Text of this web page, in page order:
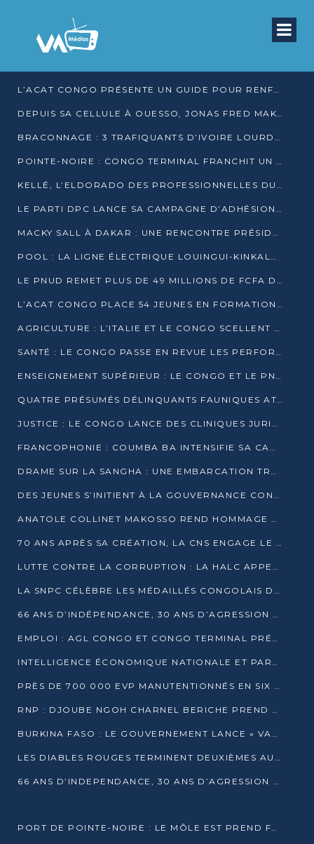
L’ACAT CONGO PRÉSENTE UN GUIDE POUR RENFORCER LES GARANTIES JUDICIAIRES EN GARDE À VUE
DEPUIS SA CELLULE À OUESSO, JONAS FRED MAKITA DÉNONCE CE QU’IL QUALIFIE DE DÉNI DE JUSTICE
BRACONNAGE : 3 TRAFIQUANTS D’IVOIRE LOURDEMENT CONDAMNÉS À DJAMBALA
POINTE-NOIRE : CONGO TERMINAL FRANCHIT UN CAP HISTORIQUE AVEC 99 MOUVEMENTS/HEURE
KELLÉ, L’ELDORADO DES PROFESSIONNELLES DU SEXE
LE PARTI DPC LANCE SA CAMPAGNE D’ADHÉSIONS ET VEUT STRUCTURER SA PRÉSENCE DANS LES 15 DÉPARTEMENTS
MACKY SALL À DAKAR : UNE RENCONTRE PRÉSIDENTIELLE QUI DIVISE L’OPINION SÉNÉGALAISE
POOL : LA LIGNE ÉLECTRIQUE LOUINGUI-KINKALA-BOKO MISE EN SERVICE
LE PNUD REMET PLUS DE 49 MILLIONS DE FCFA D’ÉQUIPEMENTS POUR ACCÉLÉRER LA NUMÉRISATION DU SYSTÈME DE SANTÉ
L’ACAT CONGO PLACE 54 JEUNES EN FORMATION PROFESSIONNELLE
AGRICULTURE : L’ITALIE ET LE CONGO SCELLENT UN PARTENARIAT POUR UNE PRODUCTION LOCALE DURABLE
SANTÉ : LE CONGO PASSE EN REVUE LES PERFORMANCES DE SES HÔPITAUX À MI-PARCOURS
ENSEIGNEMENT SUPÉRIEUR : LE CONGO ET LE PNUD VEULENT RAPPROCHER LA FORMATION UNIVERSITAIRE DES BESOINS DU MARCHÉ DE L’EMPLOI
QUATRE PRÉSUMÉS DÉLINQUANTS FAUNIQUES ATTENDUS DEVANT LA JUSTICE POUR TRAFIC D’IVOIRE
JUSTICE : LE CONGO LANCE DES CLINIQUES JURIDIQUES POUR RAPPROCHER LE DROIT DES CITOYENS
FRANCOPHONIE : COUMBA BA INTENSIFIE SA CAMPAGNE POUR LA SUCCESSION À LA TÊTE DE L’OIF
DRAME SUR LA SANGHA : UNE EMBARCATION TRANSPORTANT DES FIDÈLES DE « NZAMBÉ YA L’HUILE » FAIT NAUFRAGE À OUESSO
DES JEUNES S’INITIENT À LA GOUVERNANCE CONTINENTALE À BRAZZAVILLE
ANATOLE COLLINET MAKOSSO REND HOMMAGE À JEAN-PAUL PIGASSE
70 ANS APRÈS SA CRÉATION, LA CNS ENGAGE LE VIRAGE DE LA DIGITALISATION
LUTTE CONTRE LA CORRUPTION : LA HALC APPELLE À PASSER DES DISCOURS AUX ACTES
LA SNPC CÉLÈBRE LES MÉDAILLÉS CONGOLAIS DES OLYMPIADES PANAFRICAINES DE MATHÉMATIQUES 2026
66 ANS D’INDÉPENDANCE, 30 ANS D’AGRESSION RWANDAISE : 4 PRÉSIDENCES, UN ÉCHEC COLLECTIF
EMPLOI : AGL CONGO ET CONGO TERMINAL PRÉSÉLECTIONNENT PLUS DE 70 JEUNES À POINTE-NOIRE
INTELLIGENCE ÉCONOMIQUE NATIONALE ET PARTENARIATS INTERNATIONAUX : VERS UNE DOCTRINE SOUVERAINE DE SÉCURITÉ ÉCONOMIQUE
PRÈS DE 700 000 EVP MANUTENTIONNÉS EN SIX MOIS PAR CONGO TERMINAL
RNP : DJOUBE NGOH CHARNEL BERICHE PREND LES RÊNES DU PARTI
BURKINA FASO : LE GOUVERNEMENT LANCE « VACANCES UTILES 2026 » POUR FORMER LES ÉLÈVES À 15 MÉTIERS
LES DIABLES ROUGES TERMINENT DEUXIÈMES AU CHAMPIONNAT D’AFRIQUE ZONE 3
66 ANS D’INDEPENDANCE, 30 ANS D’AGRESSION RWAN DAISE : 4 PRESIDENCES, UN ECHEC COLLECTIF
PORT DE POINTE-NOIRE : LE MÔLE EST PREND FORME ET VISE LES GÉANTS DES MERS